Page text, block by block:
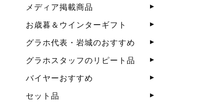
メディア掲載商品
お歳暮＆ウインターギフト
グラホ代表・岩城のおすすめ
グラホスタッフのリピート品
バイヤーおすすめ
セット品